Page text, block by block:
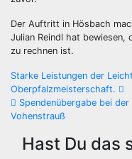
Der Auftritt in Hösbach
Julian Reindl hat bewiesen,
zu rechnen ist.
Starke Leistungen der
Oberpfalzmeisterschaft.
Spendenübergabe bei
Vohenstrauß
Hast Du das